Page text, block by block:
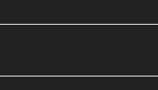
伸縮式テント倉庫
電動シャッター
外壁